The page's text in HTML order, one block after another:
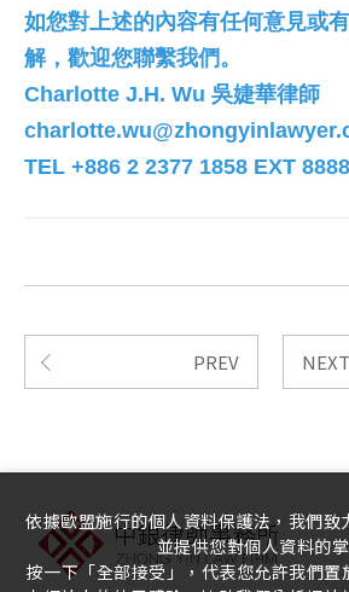
如您對上述的內容有任何意見或
解，歡迎您聯繫我們。
Charlotte J.H. Wu 吳婕華律師
TEL +886 2 2377 1858 EXT 8888
PREV NEXT
依據歐盟施行的個人資料保護法，我們致
並提供您對個人資料的掌
按一下「全部接受」，代表您允許我們